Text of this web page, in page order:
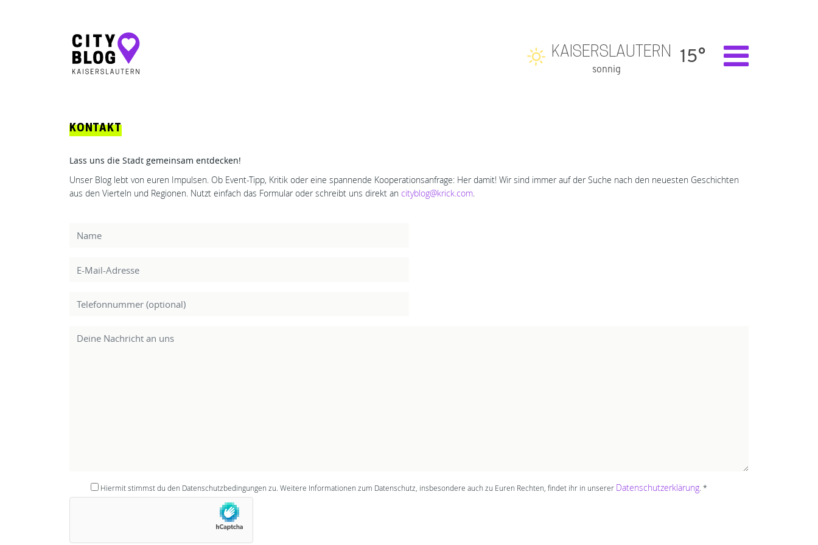
Hauptnavigation
KAISERSLAUTERN
sonnig
15°
KONTAKT
Lass uns die Stadt gemeinsam entdecken!
Unser Blog lebt von euren Impulsen. Ob Event-Tipp, Kritik oder eine spannende Kooperationsanfrage: Her damit! Wir sind immer auf der Suche nach den neuesten Geschichten
aus den Vierteln und Regionen. Nutzt einfach das Formular oder schreibt uns direkt an cityblog@krick.com.
Hiermit stimmst du den Datenschutzbedingungen zu. Weitere Informationen zum Datenschutz, insbesondere auch zu Euren Rechten, findet ihr in unserer Datenschutzerklärung. *